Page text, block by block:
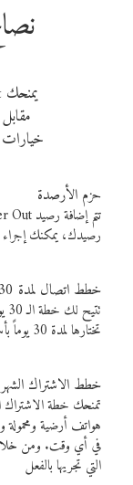
خيارات
حزم الأرصدة
رصيدك، يمكنك إجراء
خطط اتصال لمدة 30 يومًا
تختارها لمدة 30 يوماً بأسعار فايبر المنخفضة.
خطط الاشتراك
تمنحك خطة الاشتراك
هواتف أرضية
في أي وقت. ومن خلال
التي تجريها بالفعل